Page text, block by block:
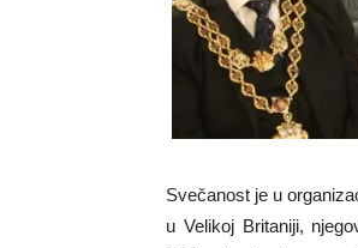
Svečanost je u
u Velikoj Britaniji,